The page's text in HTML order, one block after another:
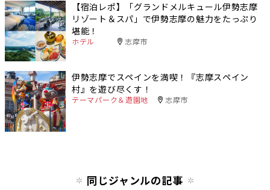
【宿泊レポ】「グランドメルキュール伊勢志摩
リゾート＆スパ」で伊勢志摩の魅力をたっぷり
堪能！
ホテル 志摩市
伊勢志摩でスペインを満喫！『志摩スペイン
村』を遊び尽くす！
テーマパーク＆遊園地 志摩市
同じジャンルの記事